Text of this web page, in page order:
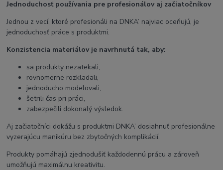
Jednoduchosť používania pre profesionálov aj začiatočníkov
Jednou z vecí, ktoré profesionáli na DNKA’ najviac oceňujú, je
jednoduchosť práce s produktmi.
Konzistencia materiálov je navrhnutá tak, aby:
sa produkty nezatekali,
rovnomerne rozkladali,
jednoducho modelovali,
šetrili čas pri práci,
zabezpečili dokonalý výsledok.
Aj začiatočníci dokážu s produktmi DNKA’ dosiahnuť profesionálne
vyzerajúcu manikúru bez zbytočných komplikácií.
Produkty pomáhajú zjednodušiť každodennú prácu a zároveň
umožňujú maximálnu kreativitu.